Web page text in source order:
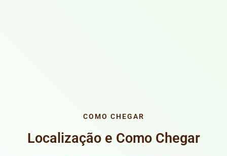
COMO CHEGAR
Localização e Como Chegar